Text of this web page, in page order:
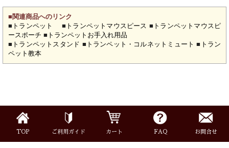
■関連商品へのリンク
■ トランペット ■ トランペットマウスピース ■ トランペットマウスピ
ースポーチ ■ トランペットお手入れ用品
■ トランペットスタンド ■ トランペット・コルネットミュート ■ トラン
ペット教本
TOP ご利用ガイド カート FAQ お問合せ